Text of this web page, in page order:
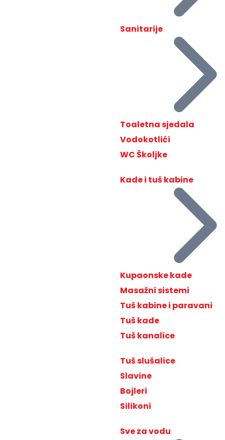
Sanitarije
Toaletna sjedala
Vodokotlići
WC Školjke
Kade i tuš kabine
Kupaonske kade
Masažni sistemi
Tuš kabine i paravani
Tuš kade
Tuš kanalice
Tuš slušalice
Slavine
Bojleri
Silikoni
Sve za vodu